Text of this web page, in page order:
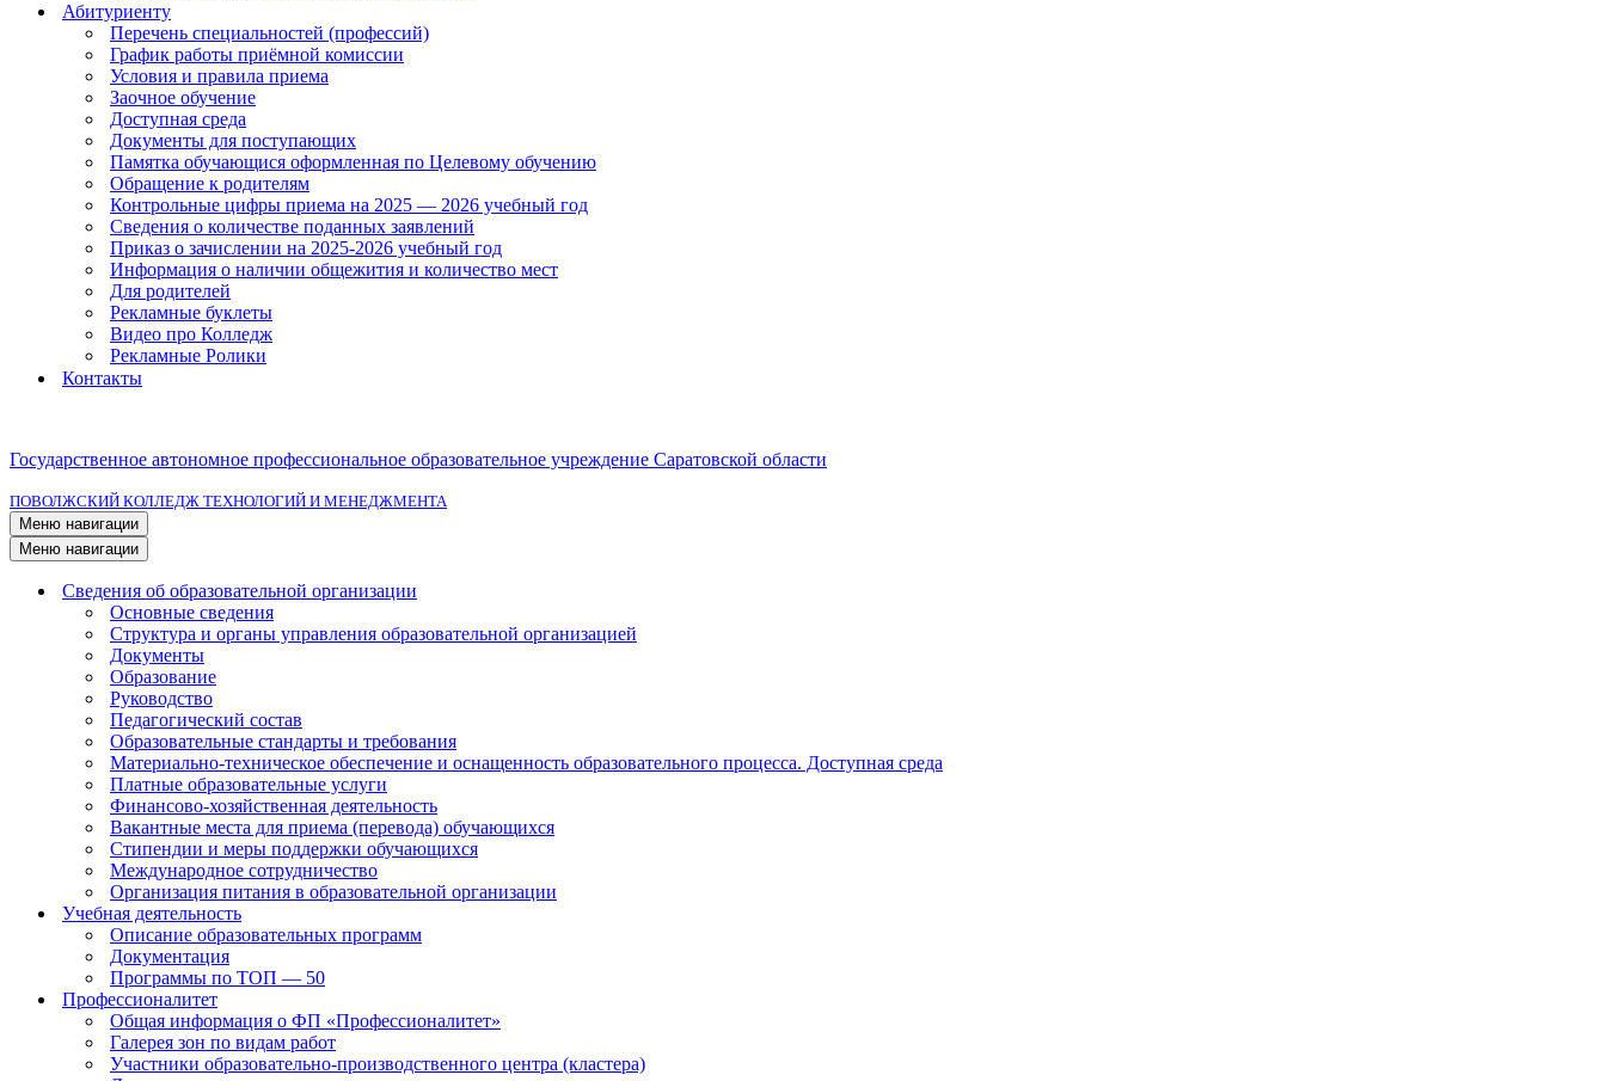
Абитуриенту
Перечень специальностей (профессий)
График работы приёмной комиссии
Условия и правила приема
Заочное обучение
Доступная среда
Документы для поступающих
Памятка обучающися оформленная по Целевому обучению
Обращение к родителям
Контрольные цифры приема на 2025 — 2026 учебный год
Сведения о количестве поданных заявлений
Приказ о зачислении на 2025-2026 учебный год
Информация о наличии общежития и количество мест
Для родителей
Рекламные буклеты
Видео про Колледж
Рекламные Ролики
Контакты
Государственное автономное профессиональное образовательное учреждение Саратовской области
ПОВОЛЖСКИЙ КОЛЛЕДЖ ТЕХНОЛОГИЙ И МЕНЕДЖМЕНТА
Меню навигации
Меню навигации
Сведения об образовательной организации
Основные сведения
Структура и органы управления образовательной организацией
Документы
Образование
Руководство
Педагогический состав
Образовательные стандарты и требования
Материально-техническое обеспечение и оснащенность образовательного процесса. Доступная среда
Платные образовательные услуги
Финансово-хозяйственная деятельность
Вакантные места для приема (перевода) обучающихся
Стипендии и меры поддержки обучающихся
Международное сотрудничество
Организация питания в образовательной организации
Учебная деятельность
Описание образовательных программ
Документация
Программы по ТОП — 50
Профессионалитет
Общая информация о ФП «Профессионалитет»
Галерея зон по видам работ
Участники образовательно-производственного центра (кластера)